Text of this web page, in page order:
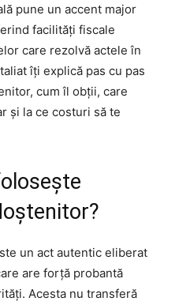
pune un accent major
facilități fiscale
care rezolvă actele în
îți explică pas cu pas
cum îl obții, care
și la ce costuri să te
un act autentic eliberat
are forță probantă
Acesta nu transferă